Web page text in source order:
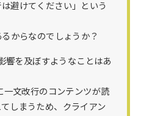
避けてください」という
からなのでしょうか？
響を及ぼすようなことはあ
一文改行のコンテンツが読
しまうため、クライアン